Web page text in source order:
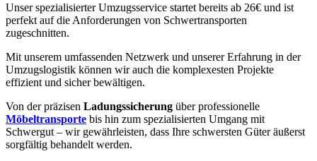
Unser spezialisierter Umzugsservice startet bereits ab 26€ und ist
perfekt auf die Anforderungen von Schwertransporten
zugeschnitten.
Mit unserem umfassenden Netzwerk und unserer Erfahrung in der
Umzugslogistik können wir auch die komplexesten Projekte
effizient und sicher bewältigen.
Von der präzisen Ladungssicherung über professionelle
Möbeltransporte bis hin zum spezialisierten Umgang mit
Schwergut – wir gewährleisten, dass Ihre schwersten Güter äußerst
sorgfältig behandelt werden.